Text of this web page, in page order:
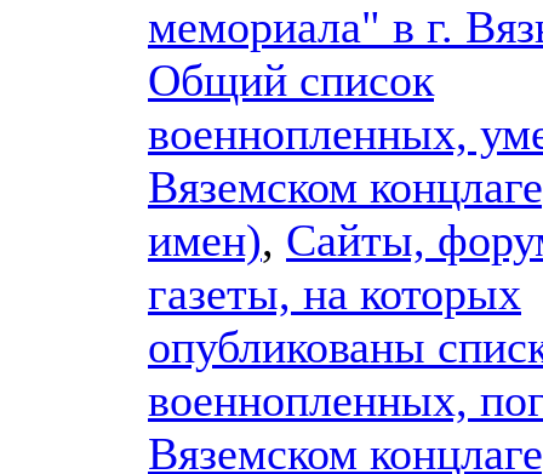
мемориала" в г.
Общий список
военнопленных,
Вяземском
имен), Сайты,
газеты, на которых
опубликованы
военнопленных,
Вяземском